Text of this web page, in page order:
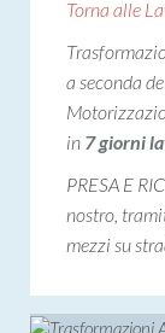
Torna alle
a seconda
in 7 giorni
PRESA E
nostro,
mezzi su